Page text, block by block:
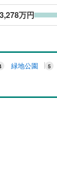
3,278万円
緑地公園